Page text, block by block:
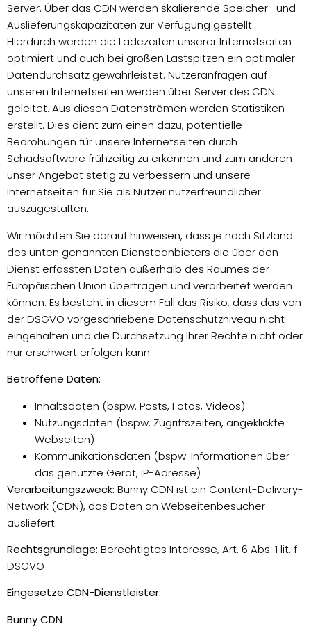
Server. Über das CDN werden skalierende Speicher- und
Auslieferungskapazitäten zur Verfügung gestellt.
Hierdurch werden die Ladezeiten unserer Internetseiten
optimiert und auch bei großen Lastspitzen ein optimaler
Datendurchsatz gewährleistet. Nutzeranfragen auf
unseren Internetseiten werden über Server des CDN
geleitet. Aus diesen Datenströmen werden Statistiken
erstellt. Dies dient zum einen dazu, potentielle
Bedrohungen für unsere Internetseiten durch
Schadsoftware frühzeitig zu erkennen und zum anderen
unser Angebot stetig zu verbessern und unsere
Internetseiten für Sie als Nutzer nutzerfreundlicher
auszugestalten.
Wir möchten Sie darauf hinweisen, dass je nach Sitzland
des unten genannten Diensteanbieters die über den
Dienst erfassten Daten außerhalb des Raumes der
Europäischen Union übertragen und verarbeitet werden
können. Es besteht in diesem Fall das Risiko, dass das von
der DSGVO vorgeschriebene Datenschutzniveau nicht
eingehalten und die Durchsetzung Ihrer Rechte nicht oder
nur erschwert erfolgen kann.
Betroffene Daten:
Inhaltsdaten (bspw. Posts, Fotos, Videos)
Nutzungsdaten (bspw. Zugriffszeiten, angeklickte
Webseiten)
Kommunikationsdaten (bspw. Informationen über
das genutzte Gerät, IP-Adresse)
Verarbeitungszweck: Bunny CDN ist ein Content-Delivery-
Network (CDN), das Daten an Webseitenbesucher
ausliefert.
Rechtsgrundlage: Berechtigtes Interesse, Art. 6 Abs. 1 lit. f
DSGVO
Eingesetze CDN-Dienstleister:
Bunny CDN